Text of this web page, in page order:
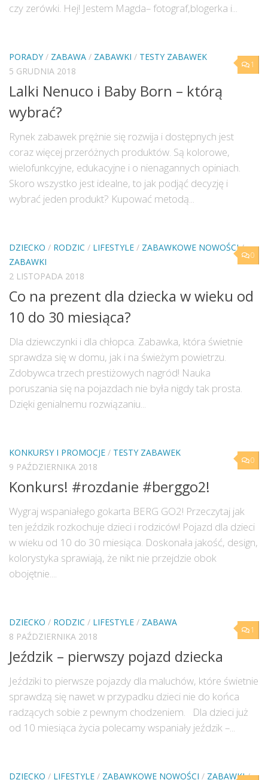
czy zerówki. Hej! Jestem Magda– fotograf,blogerka i...
1
PORADY / ZABAWA / ZABAWKI / TESTY ZABAWEK
5 GRUDNIA 2018
Lalki Nenuco i Baby Born – którą
wybrać?
Rynek zabawek prężnie się rozwija i dostępnych jest
coraz więcej przeróżnych produktów. Są kolorowe,
wielofunkcyjne, edukacyjne i o nienagannych opiniach.
Skoro wszystko jest idealne, to jak podjąć decyzję i
wybrać jeden produkt? Kupować metodą...
0
DZIECKO / RODZIC / LIFESTYLE / ZABAWKOWE NOWOŚCI/
ZABAWKI
2 LISTOPADA 2018
Co na prezent dla dziecka w wieku od
10 do 30 miesiąca?
Dla dziewczynki i dla chłopca. Zabawka, która świetnie
sprawdza się w domu, jak i na świeżym powietrzu.
Zdobywca trzech prestiżowych nagród! Nauka
poruszania się na pojazdach nie była nigdy tak prosta.
Dzięki genialnemu rozwiązaniu...
0
KONKURSY I PROMOCJE / TESTY ZABAWEK
9 PAŹDZIERNIKA 2018
Konkurs! #rozdanie #berggo2!
Wygraj wspaniałego gokarta BERG GO2! Przeczytaj jak
ten jeździk rozkochuje dzieci i rodziców! Pojazd dla dzieci
w wieku od 10 do 30 miesiąca. Doskonała jakość, design,
kolorystyka sprawiają, że nikt nie przejdzie obok
obojętnie....
1
DZIECKO / RODZIC / LIFESTYLE / ZABAWA
8 PAŹDZIERNIKA 2018
Jeździk – pierwszy pojazd dziecka
Jeździki to pierwsze pojazdy dla maluchów, które świetnie
sprawdzą się nawet w przypadku dzieci nie do końca
radzących sobie z pewnym chodzeniem. Dla dzieci już
od 10 miesiąca życia polecamy wspaniały jeździk –...
DZIECKO / LIFESTYLE / ZABAWKOWE NOWOŚCI / ZABAWKI/